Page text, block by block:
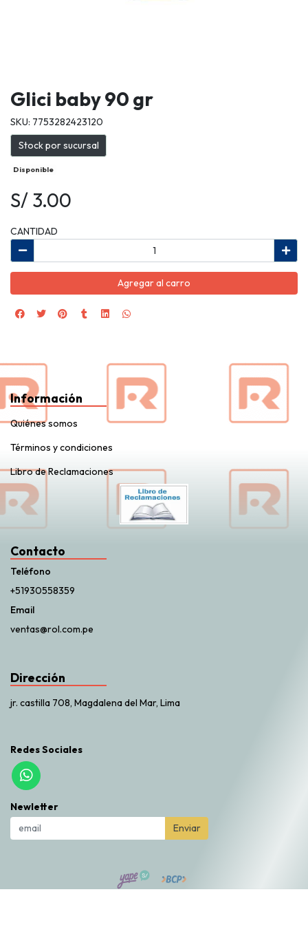
Glici baby 90 gr
SKU: 7753282423120
Stock por sucursal
Disponible
S/ 3.00
CANTIDAD
Agregar al carro
Información
Quiénes somos
Términos y condiciones
Libro de Reclamaciones
Contacto
Teléfono
+51930558359
Email
ventas@rol.com.pe
Dirección
jr. castilla 708, Magdalena del Mar, Lima
Redes Sociales
Newletter
Enviar